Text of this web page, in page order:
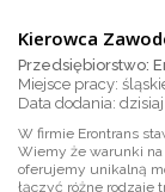
Kierowca
Przedsiębiorstwo:
Miejsce pracy:
dzisiaj
W firmie Erontrans
Wiemy że warunki
oferujemy unikalną
łączyć różne rodzaje